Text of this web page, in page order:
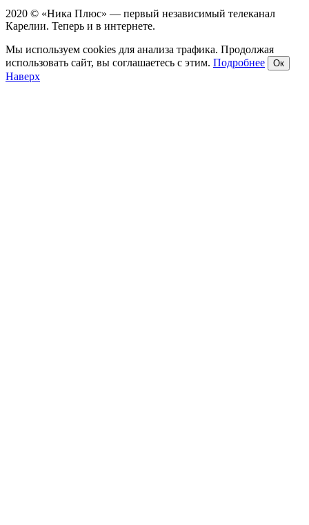
2020 © «Ника Плюс» — первый независимый телеканал
Карелии. Теперь и в интернете.
Мы используем cookies для анализа трафика. Продолжая
использовать сайт, вы соглашаетесь с этим. Подробнее Ок
Наверх